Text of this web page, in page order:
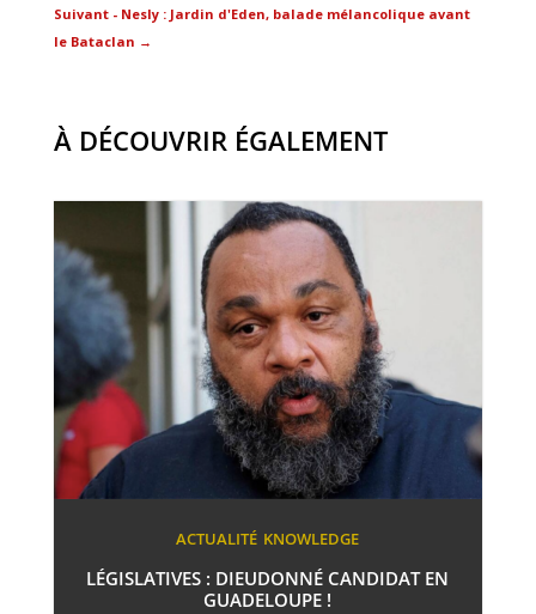
Suivant - Nesly : Jardin d'Eden, balade mélancolique avant
le Bataclan →
À DÉCOUVRIR ÉGALEMENT
ACTUALITÉ KNOWLEDGE
LÉGISLATIVES : DIEUDONNÉ CANDIDAT EN
GUADELOUPE !